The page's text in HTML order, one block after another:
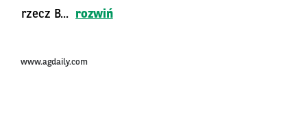
rzecz B...
rozwiń
www.agdaily.com